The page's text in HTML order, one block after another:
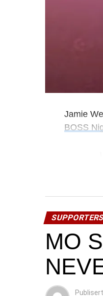
Jamie
BOSS
MO
Publisert